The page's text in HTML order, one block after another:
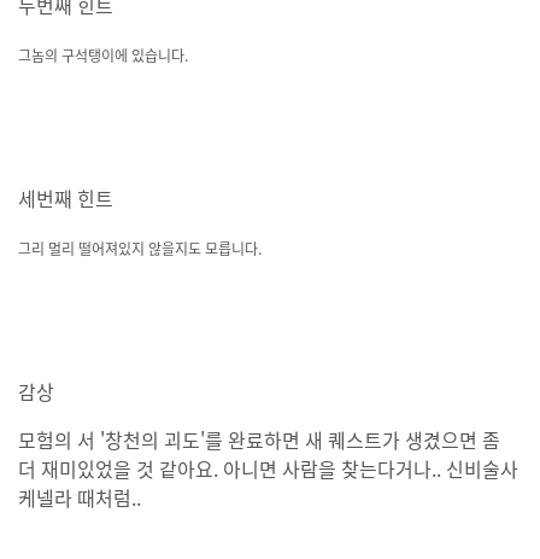
그놈의 구석탱이에 있습니다.
세번째 힌트
그리 멀리 떨어져있지 않을지도 모릅니다.
감상
모험의 서 '창천의 괴도'를 완료하면 새 퀘스트가 생겼으면 좀
더 재미있었을 것 같아요. 아니면 사람을 찾는다거나.. 신비술사
케넬라 때처럼..